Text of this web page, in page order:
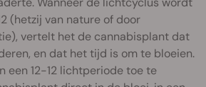
(hetzij van nature of door
vertelt het de cannabisplant dat
en dat het tijd is om te bloeien.
een 12-12 lichtperiode toe te